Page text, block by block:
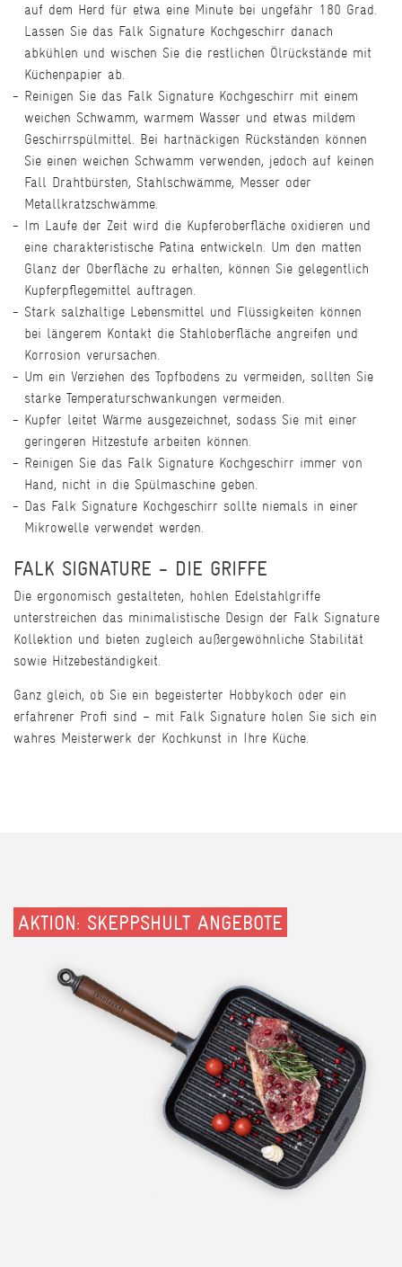
auf dem Herd für etwa eine Minute bei ungefähr 180 Grad.
Lassen Sie das Falk Signature Kochgeschirr danach
abkühlen und wischen Sie die restlichen Ölrückstände mit
Küchenpapier ab.
Reinigen Sie das Falk Signature Kochgeschirr mit einem
weichen Schwamm, warmem Wasser und etwas mildem
Geschirrspülmittel. Bei hartnäckigen Rückständen können
Sie einen weichen Schwamm verwenden, jedoch auf keinen
Fall Drahtbürsten, Stahlschwämme, Messer oder
Metallkratzschwämme.
Im Laufe der Zeit wird die Kupferoberfläche oxidieren und
eine charakteristische Patina entwickeln. Um den matten
Glanz der Oberfläche zu erhalten, können Sie gelegentlich
Kupferpflegemittel auftragen.
Stark salzhaltige Lebensmittel und Flüssigkeiten können
bei längerem Kontakt die Stahloberfläche angreifen und
Korrosion verursachen.
Um ein Verziehen des Topfbodens zu vermeiden, sollten Sie
starke Temperaturschwankungen vermeiden.
Kupfer leitet Wärme ausgezeichnet, sodass Sie mit einer
geringeren Hitzestufe arbeiten können.
Reinigen Sie das Falk Signature Kochgeschirr immer von
Hand, nicht in die Spülmaschine geben.
Das Falk Signature Kochgeschirr sollte niemals in einer
Mikrowelle verwendet werden.
FALK SIGNATURE - DIE GRIFFE
Die ergonomisch gestalteten, hohlen Edelstahlgriffe
unterstreichen das minimalistische Design der Falk Signature
Kollektion und bieten zugleich außergewöhnliche Stabilität
sowie Hitzebeständigkeit.
Ganz gleich, ob Sie ein begeisterter Hobbykoch oder ein
erfahrener Profi sind – mit Falk Signature holen Sie sich ein
wahres Meisterwerk der Kochkunst in Ihre Küche.
AKTION: SKEPPSHULT ANGEBOTE